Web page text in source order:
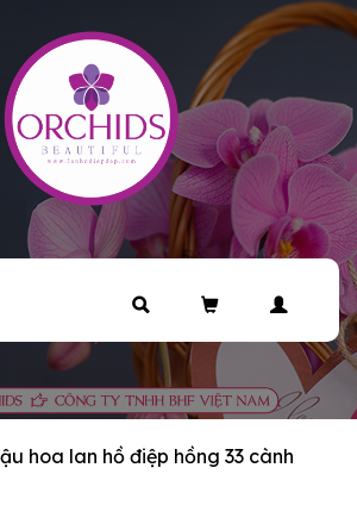
hoa lan hồ điệp hồng 33 cành